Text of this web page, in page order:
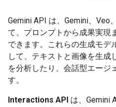
Gemini API は、Gemini、Veo
て、プロンプトから成果実現
できます。これらの生成モデ
して、テキストと画像を生成
を分析したり、会話型エージ
す。
Interactions API は、Gemini